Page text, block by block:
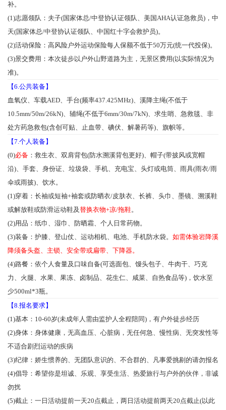
补。
(1)志愿领队：夫子(国家体总/中登协认证领队、美国AHA认证急救员)，中
天(国家体总/中登协认证领队、中国红十字会救护员)。
(2)活动保险： 高风险户外运动保险每人保额不低于50万元(统一代投保)。
(3)景交费用：本次徒步以户外山野道路为主，无景区费用(以实际情况为
准)。
【6.公共装备】
血氧仪、车载AED、 手台(频率437.425MHz)、溪降主绳(不低于
10.5mm/50m/26kN)、 辅绳(不低于6mm/30m/7kN)、求生哨、急救毯、非
处方药急救包(含创可贴、止血带、碘伏、解暑药等)、旗帜等。
【7.个人装备】
(0)必备 ： 救生衣、 双肩背包(防水溯溪背包更好)、帽子(带披风或宽帽
沿)、手套、身份证、垃圾袋、手机、充电宝、头灯或电筒、雨具(雨衣/雨
伞或雨披)、饮水。
(1)穿着：长袖或短袖+袖套或防晒衣/皮肤衣、长裤、头巾、墨镜、溯溪鞋
或解放鞋或防滑运动鞋及替换衣物+凉/拖鞋。
(2)用品：纸巾、湿巾、防晒霜、个人日常药物。
(3)装备： 护膝、登山仗、运动相机、电池、手机防水袋。 如需体验岩降溪
降须备头盔、主锁、安全带或扁带、下降器。
(4)路餐：依个人食量及口味自备(可选面包、馒头包子、牛肉干、巧克
力、火腿、水果、果冻、卤制品、花生仁、咸菜、自热食品等)，饮水至
少500ml*3瓶。
【8.报名要求】
(1)基本：10-60岁(未成年人需由监护人全程陪同) ，有户外徒步经历
(2)身体：身体健康，无高血压、心脏病，无任何急、慢性病、无突发性等
不适合剧烈运动的疾病
(3)纪律：娇生惯养的、无团队意识的、不合群的、凡事爱挑剔的请勿报名
(4)倡导：希望你是坦诚、乐观、享受生活、热爱旅行与户外的伙伴，非诚
勿扰
(5)截止：一日活动提前一天20点截止，两日活动提前两天20点截止(以此